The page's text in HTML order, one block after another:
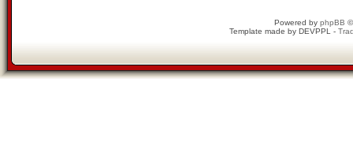
Powered by phpBB
Template made by DEVPPL -